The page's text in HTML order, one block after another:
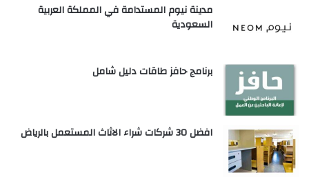
مدينة نيوم المستدامة في المملكة العربية
السعودية
برنامج حافز طاقات دليل شامل
افضل 30 شركات شراء الاثاث المستعمل بالرياض